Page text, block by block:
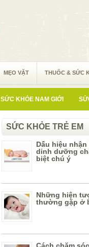
MẸO VẶT THUỐC & SỨC
SỨC KHỎE NAM GIỚI
SỨC KHỎE TRẺ EM
Dấu hiệu
dinh dưỡng
biệt chú ý
Những hiện
thường gặp ở